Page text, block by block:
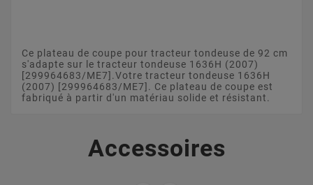
Ce plateau de coupe pour tracteur tondeuse de 92 cm
s'adapte sur le tracteur tondeuse 1636H (2007)
[299964683/ME7].Votre tracteur tondeuse 1636H
(2007) [299964683/ME7]. Ce plateau de coupe est
fabriqué à partir d'un matériau solide et résistant.
Accessoires